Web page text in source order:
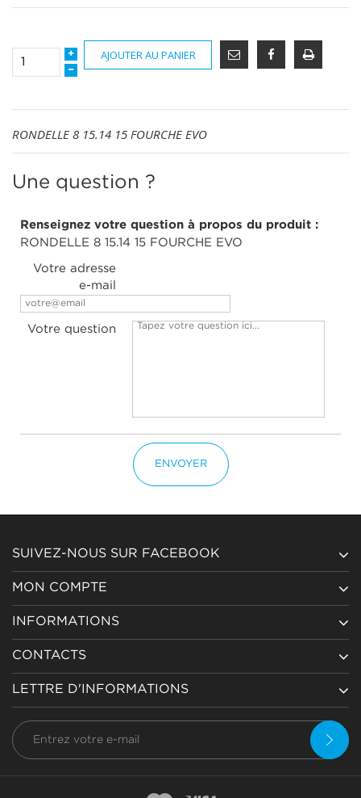
AJOUTER AU PANIER
RONDELLE 8 15.14 15 FOURCHE EVO
Une question ?
Renseignez votre question à propos du produit :
RONDELLE 8 15.14 15 FOURCHE EVO
Votre adresse
e-mail
Votre question
ENVOYER
SUIVEZ-NOUS SUR FACEBOOK
MON COMPTE
INFORMATIONS
CONTACTS
LETTRE D'INFORMATIONS